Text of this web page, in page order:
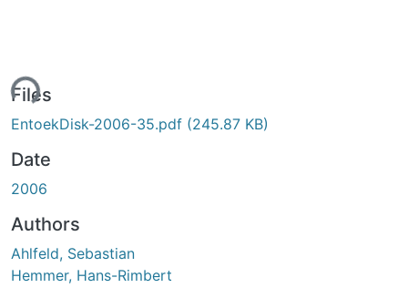
Files
EntoekDisk-2006-35.pdf (245.87 KB)
Date
2006
Authors
Ahlfeld, Sebastian
Hemmer, Hans-Rimbert